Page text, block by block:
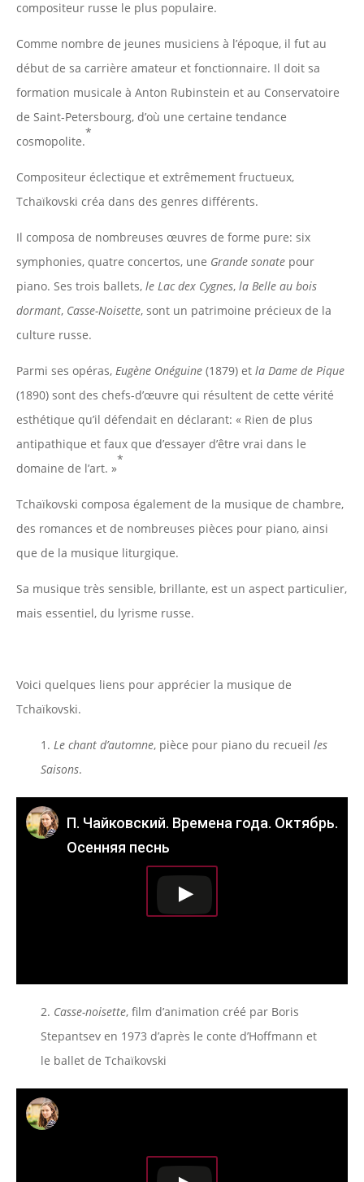
compositeur russe le plus populaire.
Comme nombre de jeunes musiciens à l’époque, il fut au
début de sa carrière amateur et fonctionnaire. Il doit sa
formation musicale à Anton Rubinstein et au Conservatoire
de Saint-Petersbourg, d’où une certaine tendance
cosmopolite.
*
Compositeur éclectique et extrêmement fructueux,
Tchaïkovski créa dans des genres différents.
Il composa de nombreuses œuvres de forme pure: six
symphonies, quatre concertos, une Grande sonate pour
piano. Ses trois ballets, le Lac dex Cygnes, la Belle au bois
dormant, Casse-Noisette, sont un patrimoine précieux de la
culture russe.
Parmi ses opéras, Eugène Onéguine (1879) et la Dame de Pique
(1890) sont des chefs-d’œuvre qui résultent de cette vérité
esthétique qu’il défendait en déclarant: « Rien de plus
antipathique et faux que d’essayer d’être vrai dans le
domaine de l’art. »
*
Tchaïkovski composa également de la musique de chambre,
des romances et de nombreuses pièces pour piano, ainsi
que de la musique liturgique.
Sa musique très sensible, brillante, est un aspect particulier,
mais essentiel, du lyrisme russe.
Voici quelques liens pour apprécier la musique de
Tchaïkovski.
1. Le chant d’automne, pièce pour piano du recueil les
Saisons.
П. Чайковский. Времена года. Октябрь.
Осенняя песнь
2. Casse-noisette, film d’animation créé par Boris
Stepantsev en 1973 d’après le conte d’Hoffmann et
le ballet de Tchaïkovski